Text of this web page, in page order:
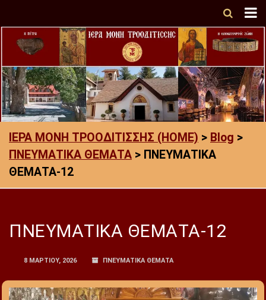
ΙΕΡΑ ΜΟΝΗ ΤΡΟΟΔΙΤΙΣΣΗΣ (HOME) > Blog >
ΠΝΕΥΜΑΤΙΚΑ ΘΕΜΑΤΑ > ΠΝΕΥΜΑΤΙΚΑ
ΘΕΜΑΤΑ-12
ΠΝΕΥΜΑΤΙΚΑ ΘΕΜΑΤΑ-12
8 ΜΑΡΤΊΟΥ, 2026 ΠΝΕΥΜΑΤΙΚΑ ΘΕΜΑΤΑ